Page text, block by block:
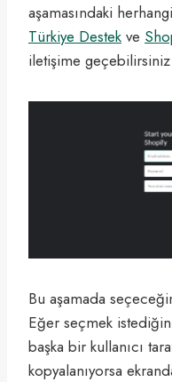
aşamasındaki
Türkiye Destek ve
iletişime
Bu aşamada
Eğer seçmek
başka bir kullanıcı
kopyalanıyorsa